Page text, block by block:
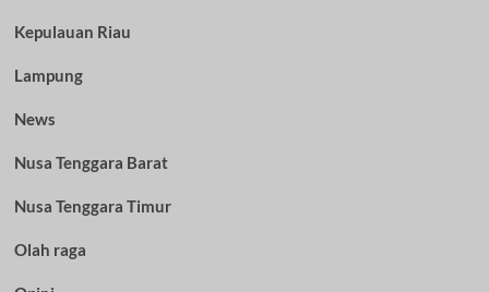
Kepulauan Riau
Lampung
News
Nusa Tenggara Barat
Nusa Tenggara Timur
Olah raga